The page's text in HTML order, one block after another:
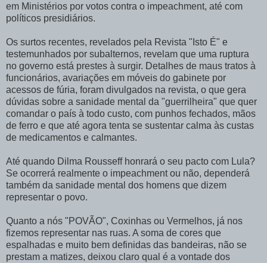
em Ministérios por votos contra o impeachment, até com
políticos presidiários.
Os surtos recentes, revelados pela Revista "Isto É" e
testemunhados por subalternos, revelam que uma ruptura
no governo está prestes à surgir. Detalhes de maus tratos à
funcionários, avariações em móveis do gabinete por
acessos de fúria, foram divulgados na revista, o que gera
dúvidas sobre a sanidade mental da "guerrilheira" que quer
comandar o país à todo custo, com punhos fechados, mãos
de ferro e que até agora tenta se sustentar calma às custas
de medicamentos e calmantes.
Até quando Dilma Rousseff honrará o seu pacto com Lula?
Se ocorrerá realmente o impeachment ou não, dependerá
também da sanidade mental dos homens que dizem
representar o povo.
Quanto a nós "POVÃO", Coxinhas ou Vermelhos, já nos
fizemos representar nas ruas. A soma de cores que
espalhadas e muito bem definidas das bandeiras, não se
prestam a matizes, deixou claro qual é a vontade dos